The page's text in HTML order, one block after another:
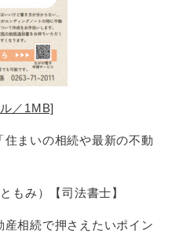
／1MB]
住まいの相続や最新の不動
み）【司法書士】
相続で押さえたいポイン